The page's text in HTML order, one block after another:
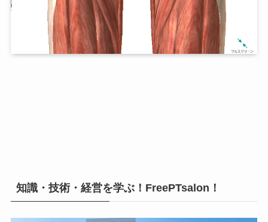
知識・技術・経営を学ぶ！FreePTsalon！